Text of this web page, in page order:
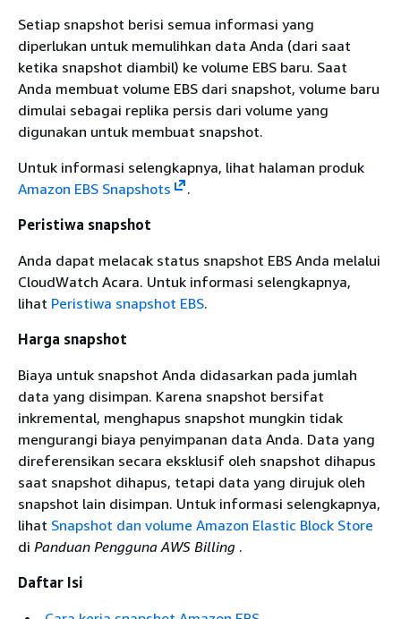
Setiap snapshot berisi semua informasi yang
diperlukan untuk memulihkan data Anda (dari saat
ketika snapshot diambil) ke volume EBS baru. Saat
Anda membuat volume EBS dari snapshot, volume baru
dimulai sebagai replika persis dari volume yang
digunakan untuk membuat snapshot.
Untuk informasi selengkapnya, lihat halaman produk
Amazon EBS Snapshots
.
Peristiwa snapshot
Anda dapat melacak status snapshot EBS Anda melalui
CloudWatch Acara. Untuk informasi selengkapnya,
lihat Peristiwa snapshot EBS.
Harga snapshot
Biaya untuk snapshot Anda didasarkan pada jumlah
data yang disimpan. Karena snapshot bersifat
inkremental, menghapus snapshot mungkin tidak
mengurangi biaya penyimpanan data Anda. Data yang
direferensikan secara eksklusif oleh snapshot dihapus
saat snapshot dihapus, tetapi data yang dirujuk oleh
snapshot lain disimpan. Untuk informasi selengkapnya,
lihat Snapshot dan volume Amazon Elastic Block Store
di Panduan Pengguna AWS Billing .
Daftar Isi